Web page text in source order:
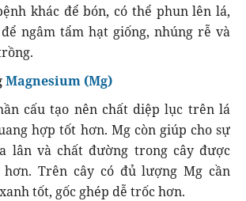
khác để bón, có thể phun lên lá,
ngâm tẩm hạt giống, nhúng rễ và
Magnesium (Mg)
cấu tạo nên chất diệp lục trên lá
hợp tốt hơn. Mg còn giúp cho sự
lân và chất đường trong cây được
Trên cây có đủ lượng Mg cần
tốt, gốc ghép dễ trốc hơn.